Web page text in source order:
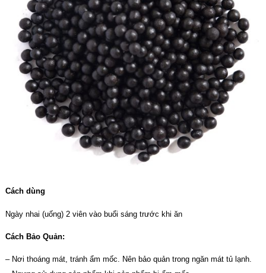
Cách dùng
Ngày nhai (uống) 2 viên vào buổi sáng trước khi ăn
Cách Bảo Quản:
– Nơi thoáng mát, tránh ẩm mốc. Nên bảo quản trong ngăn mát tủ lạnh.